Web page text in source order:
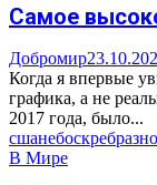
Самое
Добромир
Когда я впервые
графика, а не
2017 года, было...
сшанебоскреб
В Мире